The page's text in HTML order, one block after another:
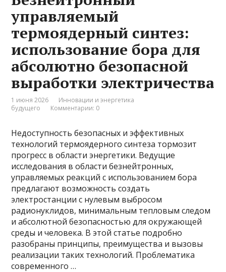
управляемый
термоядерный синтез:
использование бора для
абсолютно безопасной
выработки электричества
1 июня 2026
Инновации и энергетика
будущего
Комментарии: 0
Недоступность безопасных и эффективных
технологий термоядерного синтеза тормозит
прогресс в области энергетики. Ведущие
исследования в области безнейтронных,
управляемых реакций с использованием бора
предлагают возможность создать
электростанции с нулевым выбросом
радионуклидов, минимальным тепловым следом
и абсолютной безопасностью для окружающей
среды и человека. В этой статье подробно
разобраны принципы, преимущества и вызовы
реализации таких технологий. Проблематика
современного …